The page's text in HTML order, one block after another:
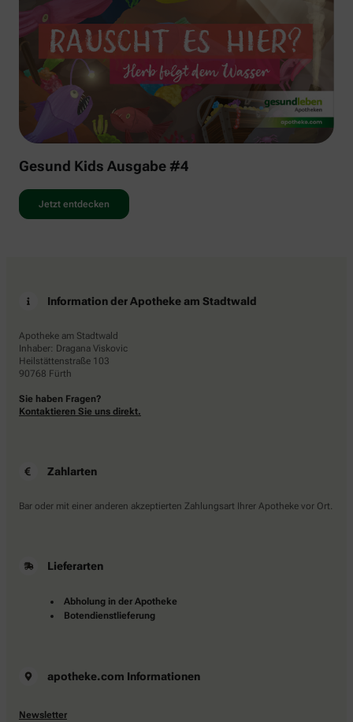
Gesund Kids Ausgabe #4
Jetzt entdecken
Information der Apotheke am Stadtwald
Apotheke am Stadtwald
Inhaber: Dragana Viskovic
Heilstättenstraße 103
90768 Fürth
Sie haben Fragen?
Kontaktieren Sie uns direkt.
Zahlarten
Bar oder mit einer anderen akzeptierten Zahlungsart Ihrer Apotheke vor Ort.
Lieferarten
Abholung in der Apotheke
Botendienstlieferung
apotheke.com Informationen
Newsletter